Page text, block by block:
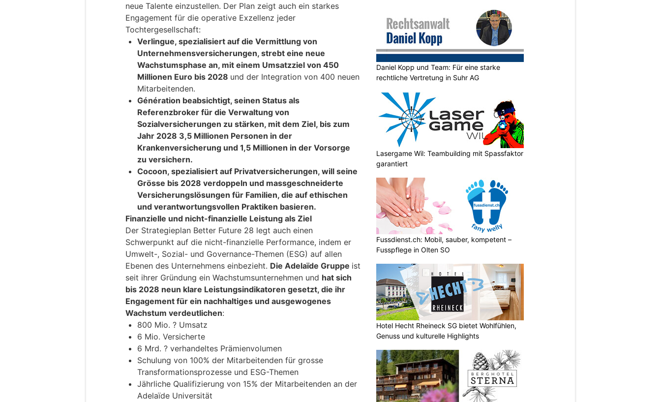
neue Talente einzustellen. Der Plan zeigt auch ein starkes
Engagement für die operative Exzellenz jeder
Tochtergesellschaft:
Verlingue, spezialisiert auf die Vermittlung von
Unternehmensversicherungen, strebt eine neue
Wachstumsphase an, mit einem Umsatzziel von 450
Millionen Euro bis 2028 und der Integration von 400 neuen
Mitarbeitenden.
Génération beabsichtigt, seinen Status als
Referenzbroker für die Verwaltung von
Sozialversicherungen zu stärken, mit dem Ziel, bis zum
Jahr 2028 3,5 Millionen Personen in der
Krankenversicherung und 1,5 Millionen in der Vorsorge
zu versichern.
Cocoon, spezialisiert auf Privatversicherungen, will seine
Grösse bis 2028 verdoppeln und massgeschneiderte
Versicherungslösungen für Familien, die auf ethischen
und verantwortungsvollen Praktiken basieren.
Finanzielle und nicht-finanzielle Leistung als Ziel
Der Strategieplan Better Future 28 legt auch einen
Schwerpunkt auf die nicht-finanzielle Performance, indem er
Umwelt-, Sozial- und Governance-Themen (ESG) auf allen
Ebenen des Unternehmens einbezieht. Die Adelaïde Gruppe ist
seit ihrer Gründung ein Wachstumsunternehmen und hat sich
bis 2028 neun klare Leistungsindikatoren gesetzt, die ihr
Engagement für ein nachhaltiges und ausgewogenes
Wachstum verdeutlichen:
800 Mio. ? Umsatz
6 Mio. Versicherte
6 Mrd. ? verhandeltes Prämienvolumen
Schulung von 100% der Mitarbeitenden für grosse
Transformationsprozesse und ESG-Themen
Jährliche Qualifizierung von 15% der Mitarbeitenden an der
Adelaïde Universität
Daniel Kopp und Team: Für eine starke
rechtliche Vertretung in Suhr AG
Lasergame Wil: Teambuilding mit Spassfaktor
garantiert
Fussdienst.ch: Mobil, sauber, kompetent –
Fusspflege in Olten SO
Hotel Hecht Rheineck SG bietet Wohlfühlen,
Genuss und kulturelle Highlights